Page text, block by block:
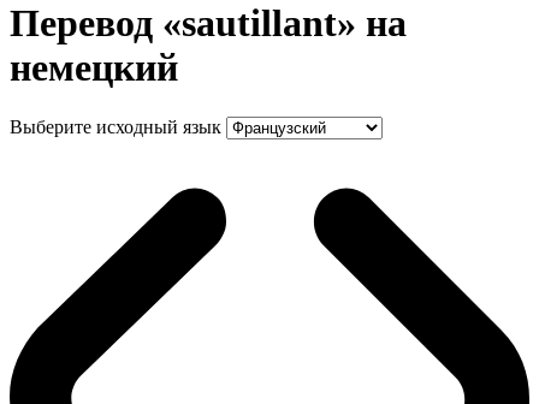
Перевод «sautillant» на
немецкий
Выберите исходный язык